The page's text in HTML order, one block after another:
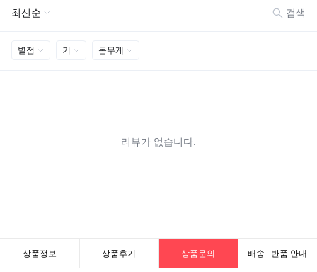
상품정보 상품후기 상품문의 배송 · 반품 안내